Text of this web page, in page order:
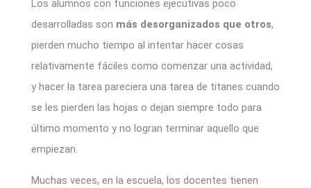
Los alumnos con funciones ejecutivas poco
desarrolladas son más desorganizados que otros,
pierden mucho tiempo al intentar hacer cosas
relativamente fáciles como comenzar una actividad,
y hacer la tarea pareciera una tarea de titanes cuando
se les pierden las hojas o dejan siempre todo para
último momento y no logran terminar aquello que
empiezan.
Muchas veces, en la escuela, los docentes tienen